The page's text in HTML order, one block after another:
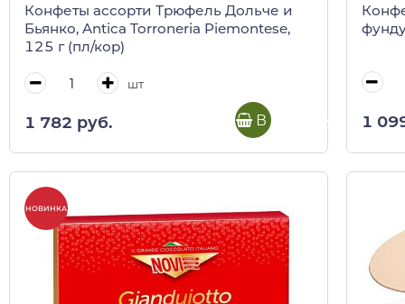
Конфеты ассорти Трюфель Дольче и
Бьянко, Antica Torroneria Piemontese,
125 г (пл/кор)
шт
1 782 руб. В корзину 1
НОВИНКА